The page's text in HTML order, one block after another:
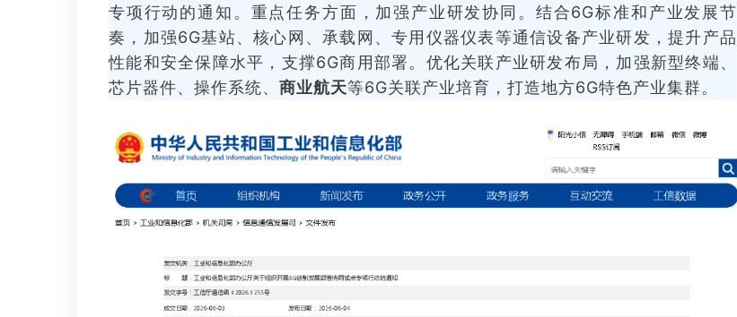
专项行动的通知。重点任务方面，加强产业研发协同。结合6G标准和产业发展节
奏，加强6G基站、核心网、承载网、专用仪器仪表等通信设备产业研发，提升产品
性能和安全保障水平，支撑6G商用部署。优化关联产业研发布局，加强新型终端、
芯片器件、操作系统、 商业航天等6G关联产业培育，打造地方6G特色产业集群。